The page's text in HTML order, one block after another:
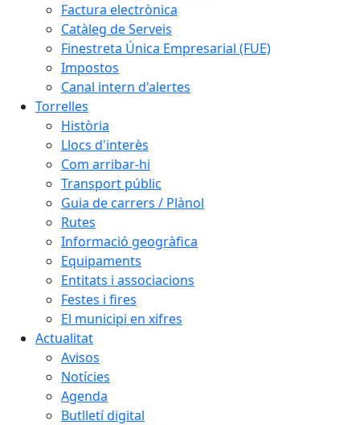
Factura electrònica
Catàleg de Serveis
Finestreta Única Empresarial (FUE)
Impostos
Canal intern d'alertes
Torrelles
Història
Llocs d'interès
Com arribar-hi
Transport públic
Guia de carrers / Plànol
Rutes
Informació geogràfica
Equipaments
Entitats i associacions
Festes i fires
El municipi en xifres
Actualitat
Avisos
Notícies
Agenda
Butlletí digital